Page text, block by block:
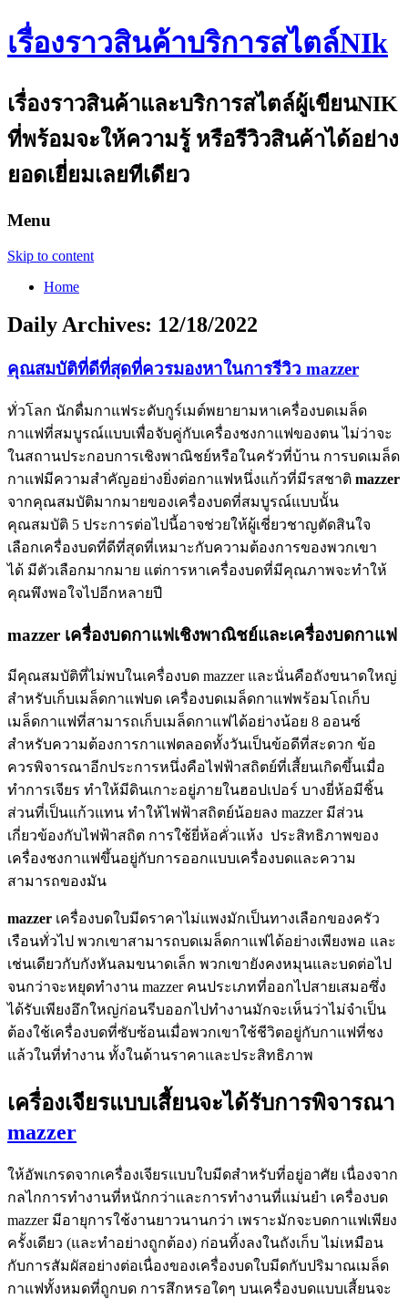
เรื่องราวสินค้าบริการสไตล์NIk
เรื่องราวสินค้าและบริการสไตล์ผู้เขียนNIK
ที่พร้อมจะให้ความรู้ หรือรีวิวสินค้าได้อย่าง
ยอดเยี่ยมเลยทีเดียว
Menu
Skip to content
Home
Daily Archives: 12/18/2022
คุณสมบัติที่ดีที่สุดที่ควรมองหาในการรีวิว mazzer
ทั่วโลก นักดื่มกาแฟระดับกูร์เมต์พยายามหาเครื่องบดเมล็ด
กาแฟที่สมบูรณ์แบบเพื่อจับคู่กับเครื่องชงกาแฟของตน ไม่ว่าจะ
ในสถานประกอบการเชิงพาณิชย์หรือในครัวที่บ้าน การบดเมล็ด
กาแฟมีความสำคัญอย่างยิ่งต่อกาแฟหนึ่งแก้วที่มีรสชาติ mazzer
จากคุณสมบัติมากมายของเครื่องบดที่สมบูรณ์แบบนั้น
คุณสมบัติ 5 ประการต่อไปนี้อาจช่วยให้ผู้เชี่ยวชาญตัดสินใจ
เลือกเครื่องบดที่ดีที่สุดที่เหมาะกับความต้องการของพวกเขา
ได้ มีตัวเลือกมากมาย แต่การหาเครื่องบดที่มีคุณภาพจะทำให้
คุณพึงพอใจไปอีกหลายปี
mazzer เครื่องบดกาแฟเชิงพาณิชย์และเครื่องบดกาแฟ
มีคุณสมบัติที่ไม่พบในเครื่องบด mazzer และนั่นคือถังขนาดใหญ่
สำหรับเก็บเมล็ดกาแฟบด เครื่องบดเมล็ดกาแฟพร้อมโถเก็บ
เมล็ดกาแฟที่สามารถเก็บเมล็ดกาแฟได้อย่างน้อย 8 ออนซ์
สำหรับความต้องการกาแฟตลอดทั้งวันเป็นข้อดีที่สะดวก ข้อ
ควรพิจารณาอีกประการหนึ่งคือไฟฟ้าสถิตย์ที่เสี้ยนเกิดขึ้นเมื่อ
ทำการเจียร ทำให้มีดินเกาะอยู่ภายในฮอปเปอร์ บางยี่ห้อมีชิ้น
ส่วนที่เป็นแก้วแทน ทำให้ไฟฟ้าสถิตย์น้อยลง mazzer มีส่วน
เกี่ยวข้องกับไฟฟ้าสถิต การใช้ยี่ห้อคั่วแห้ง ประสิทธิภาพของ
เครื่องชงกาแฟขึ้นอยู่กับการออกแบบเครื่องบดและความ
สามารถของมัน
mazzer เครื่องบดใบมีดราคาไม่แพงมักเป็นทางเลือกของครัว
เรือนทั่วไป พวกเขาสามารถบดเมล็ดกาแฟได้อย่างเพียงพอ และ
เช่นเดียวกับกังหันลมขนาดเล็ก พวกเขายังคงหมุนและบดต่อไป
จนกว่าจะหยุดทำงาน mazzer คนประเภทที่ออกไปสายเสมอซึ่ง
ได้รับเพียงอึกใหญ่ก่อนรีบออกไปทำงานมักจะเห็นว่าไม่จำเป็น
ต้องใช้เครื่องบดที่ซับซ้อนเมื่อพวกเขาใช้ชีวิตอยู่กับกาแฟที่ชง
แล้วในที่ทำงาน ทั้งในด้านราคาและประสิทธิภาพ
เครื่องเจียรแบบเสี้ยนจะได้รับการพิจารณา
mazzer
ให้อัพเกรดจากเครื่องเจียรแบบใบมีดสำหรับที่อยู่อาศัย เนื่องจาก
กลไกการทำงานที่หนักกว่าและการทำงานที่แม่นยำ เครื่องบด
mazzer มีอายุการใช้งานยาวนานกว่า เพราะมักจะบดกาแฟเพียง
ครั้งเดียว (และทำอย่างถูกต้อง) ก่อนทิ้งลงในถังเก็บ ไม่เหมือน
กับการสัมผัสอย่างต่อเนื่องของเครื่องบดใบมีดกับปริมาณเมล็ด
กาแฟทั้งหมดที่ถูกบด การสึกหรอใดๆ บนเครื่องบดแบบเสี้ยนจะ